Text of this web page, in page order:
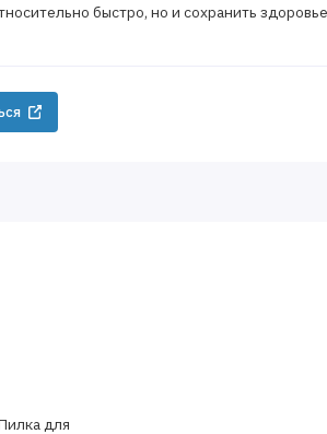
быстро, но и сохранить
для